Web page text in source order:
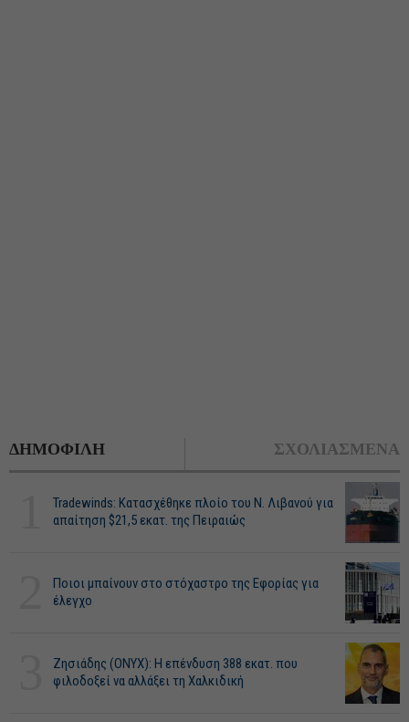
ΔΗΜΟΦΙΛΗ ΣΧΟΛΙΑΣΜΕΝΑ
Tradewinds: Κατασχέθηκε πλοίο του Ν. Λιβανού για
απαίτηση $21,5 εκατ. της Πειραιώς
Ποιοι μπαίνουν στο στόχαστρο της Εφορίας για
έλεγχο
Ζησιάδης (ONYX): Η επένδυση 388 εκατ. που
φιλοδοξεί να αλλάξει τη Χαλκιδική